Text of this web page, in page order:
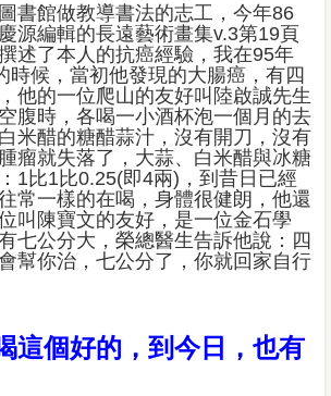
書館做教導書法的志工，今年86
源編輯的長遠藝術畫集v.3第19頁
述了本人的抗癌經驗，我在95年
時候，當初他發現的大腸癌，有四
他的一位爬山的友好叫陸啟誠先生
腹時，各喝一小酒杯泡一個月的去
米醋的糖醋蒜汁，沒有開刀，沒有
瘤就失落了，大蒜、白米醋與冰糖
1比1比0.25(即4兩)，到昔日已經
常一樣的在喝，身體很健朗，他還
叫陳寶文的友好，是一位金石學
七公分大，榮總醫生告訴他說：四
幫你治，七公分了，你就回家自行
這個好的，到今日，也有